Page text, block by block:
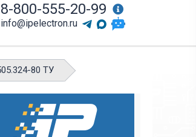
8-800-555-20-99
info@ipelectron.ru
80 ТУ